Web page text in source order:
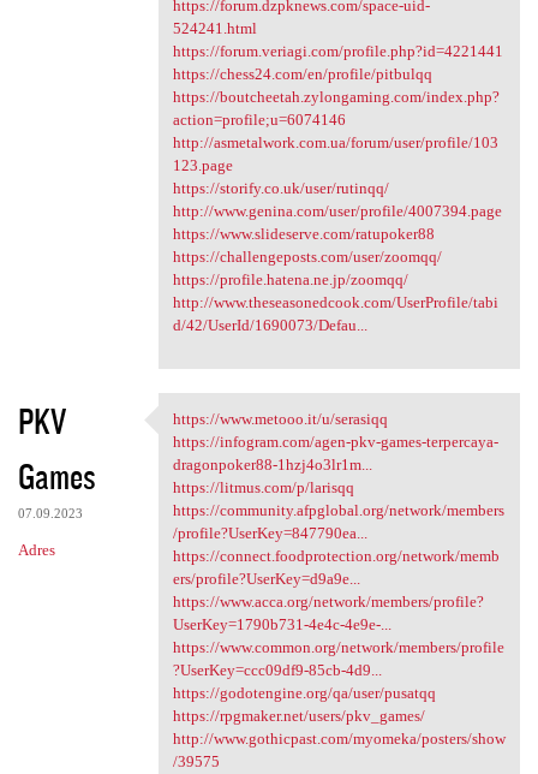
https://forum.dzpknews.com/space-uid-
524241.html
https://forum.veriagi.com/profile.php?id=4221441
https://chess24.com/en/profile/pitbulqq
https://boutcheetah.zylongaming.com/index.php?
action=profile;u=6074146
http://asmetalwork.com.ua/forum/user/profile/103
123.page
https://storify.co.uk/user/rutinqq/
http://www.genina.com/user/profile/4007394.page
https://www.slideserve.com/ratupoker88
https://challengeposts.com/user/zoomqq/
https://profile.hatena.ne.jp/zoomqq/
http://www.theseasonedcook.com/UserProfile/tabi
d/42/UserId/1690073/Defau...
PKV
Games
07.09.2023
Adres
https://www.metooo.it/u
https://www.metooo.it/u/serasiqq
https://infogram.com/agen-pkv-games-terpercaya-
dragonpoker88-1hzj4o3lr1m...
https://litmus.com/p/larisqq
https://community.afpglobal.org/network/members
/profile?UserKey=847790ea...
https://connect.foodprotection.org/network/memb
ers/profile?UserKey=d9a9e...
https://www.acca.org/network/members/profile?
UserKey=1790b731-4e4c-4e9e-...
https://www.common.org/network/members/profile
?UserKey=ccc09df9-85cb-4d9...
https://godotengine.org/qa/user/pusatqq
https://rpgmaker.net/users/pkv_games/
http://www.gothicpast.com/myomeka/posters/show
/39575